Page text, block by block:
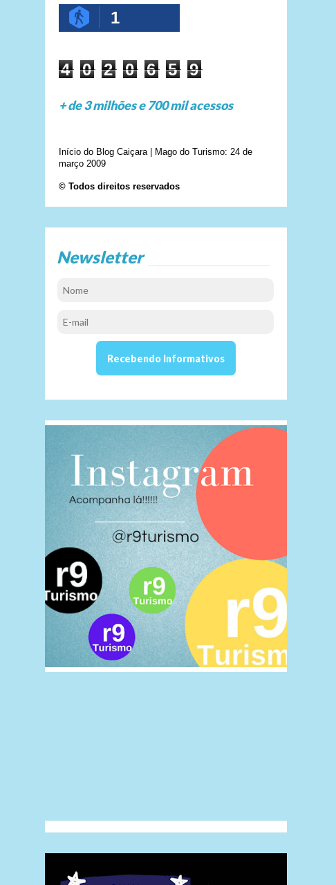
1
4 0 2 0 6 5 9
+ de 3 milhões e 700 mil acessos
Início do Blog Caiçara | Mago do Turismo: 24 de
março 2009
© Todos direitos reservados
Newsletter